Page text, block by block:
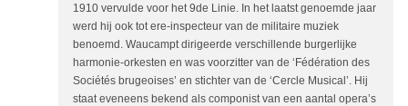
1910 vervulde voor het 9de Linie. In het laatst genoemde jaar
werd hij ook tot ere-inspecteur van de militaire muziek
benoemd. Waucampt dirigeerde verschillende burgerlijke
harmonie-orkesten en was voorzitter van de ‘Fédération des
Sociétés brugeoises’ en stichter van de ‘Cercle Musical’. Hij
staat eveneens bekend als componist van een aantal opera’s